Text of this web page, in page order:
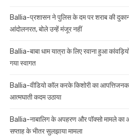
Ballia-प्रशासन ने पुलिस के दम पर शराब की
आंदोलनरत, बोले उन्हें मंजूर नहीं
Ballia-बाबा धाम यात्रा के लिए रवाना हुआ
गया स्वागत
Ballia-वीडियो कॉल करके किशोरी का आपत्तिजनक
आत्मघाती कदम उठाया
Ballia-नाबालिग के अपहरण और पॉक्सो मामले का
सप्ताह के भीतर सुलझाया मामला